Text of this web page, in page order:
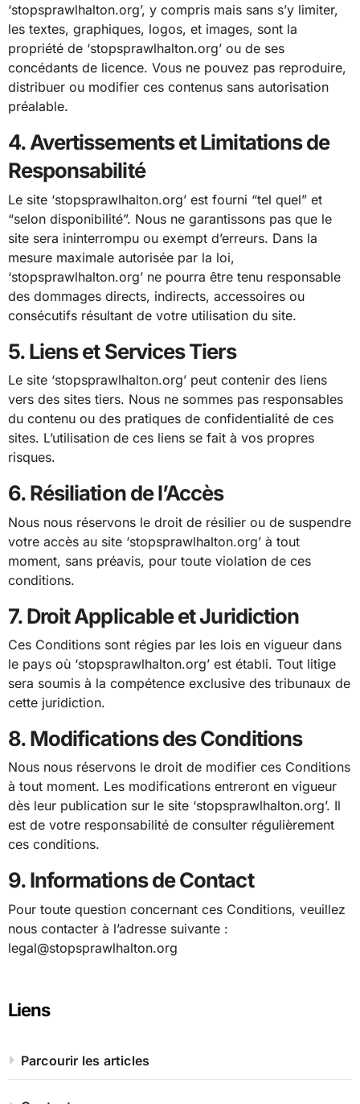
‘stopsprawlhalton.org’, y compris mais sans s’y limiter,
les textes, graphiques, logos, et images, sont la
propriété de ‘stopsprawlhalton.org’ ou de ses
concédants de licence. Vous ne pouvez pas reproduire,
distribuer ou modifier ces contenus sans autorisation
préalable.
4. Avertissements et Limitations de
Responsabilité
Le site ‘stopsprawlhalton.org’ est fourni “tel quel” et
“selon disponibilité”. Nous ne garantissons pas que le
site sera ininterrompu ou exempt d’erreurs. Dans la
mesure maximale autorisée par la loi,
‘stopsprawlhalton.org’ ne pourra être tenu responsable
des dommages directs, indirects, accessoires ou
consécutifs résultant de votre utilisation du site.
5. Liens et Services Tiers
Le site ‘stopsprawlhalton.org’ peut contenir des liens
vers des sites tiers. Nous ne sommes pas responsables
du contenu ou des pratiques de confidentialité de ces
sites. L’utilisation de ces liens se fait à vos propres
risques.
6. Résiliation de l’Accès
Nous nous réservons le droit de résilier ou de suspendre
votre accès au site ‘stopsprawlhalton.org’ à tout
moment, sans préavis, pour toute violation de ces
conditions.
7. Droit Applicable et Juridiction
Ces Conditions sont régies par les lois en vigueur dans
le pays où ‘stopsprawlhalton.org’ est établi. Tout litige
sera soumis à la compétence exclusive des tribunaux de
cette juridiction.
8. Modifications des Conditions
Nous nous réservons le droit de modifier ces Conditions
à tout moment. Les modifications entreront en vigueur
dès leur publication sur le site ‘stopsprawlhalton.org’. Il
est de votre responsabilité de consulter régulièrement
ces conditions.
9. Informations de Contact
Pour toute question concernant ces Conditions, veuillez
nous contacter à l’adresse suivante :
legal@stopsprawlhalton.org
Liens
Parcourir les articles